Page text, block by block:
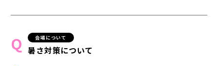
会場について
暑さ対策について